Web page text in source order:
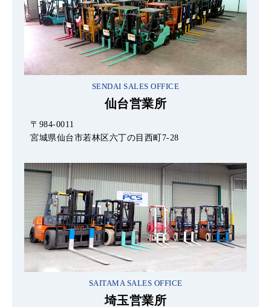
SENDAI SALES OFFICE
仙台営業所
〒984-0011
宮城県仙台市若林区六丁の目西町7-28
SAITAMA SALES OFFICE
埼玉営業所